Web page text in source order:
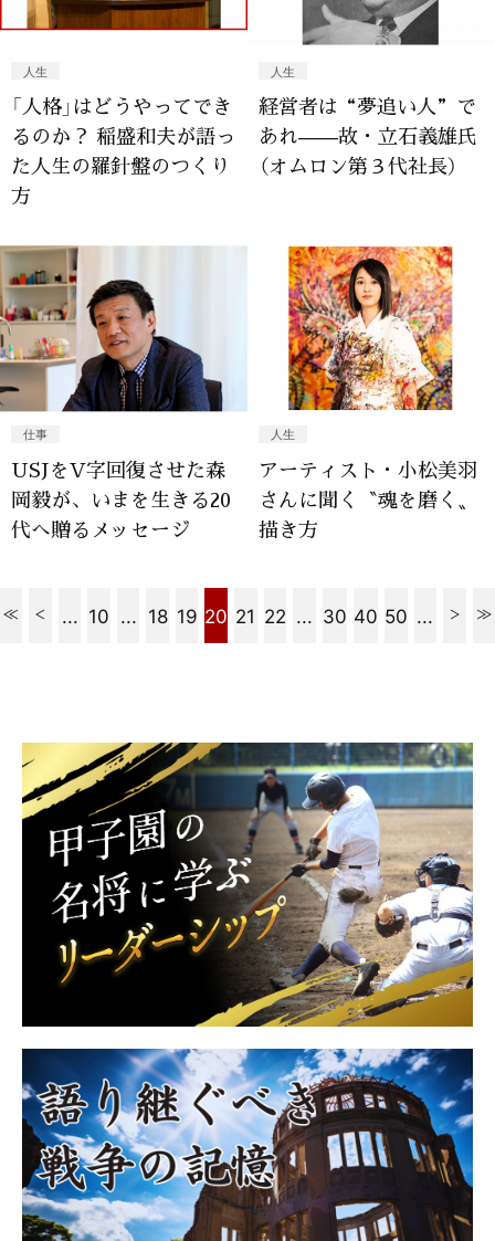
人生
「人格」はどうやってでき
るのか？ 稲盛和夫が語っ
た人生の羅針盤のつくり
方
人生
経営者は“夢追い人”で
あれ——故・立石義雄氏
（オムロン第３代社長）
仕事
USJをV字回復させた森
岡毅が、いまを生きる20
代へ贈るメッセージ
人生
アーティスト・小松美羽
さんに聞く〝魂を磨く〟
描き方
... 10 ... 18 19 20 21 22 ... 30 40 50 ...